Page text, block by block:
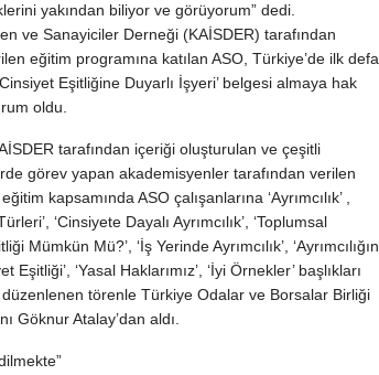
yakından biliyor ve görüyorum” dedi.
ve Sanayiciler Derneği (KAİSDER) tarafından
eğitim programına katılan ASO, Türkiye’de ilk defa
Eşitliğine Duyarlı İşyeri’ belgesi almaya hak
oldu.
tarafından içeriği oluşturulan ve çeşitli
görev yapan akademisyenler tarafından verilen
kapsamında ASO çalışanlarına ‘Ayrımcılık’ ,
‘Cinsiyete Dayalı Ayrımcılık’, ‘Toplumsal
Mümkün Mü?’, ‘İş Yerinde Ayrımcılık’, ‘Ayrımcılığın
‘Yasal Haklarımız’, ‘İyi Örnekler’ başlıkları
törenle Türkiye Odalar ve Borsalar Birliği
Göknur Atalay’dan aldı.